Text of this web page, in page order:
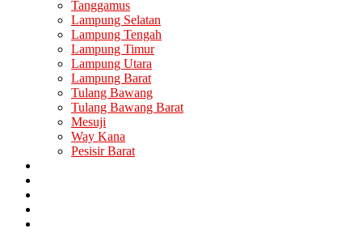
Tanggamus
Lampung Selatan
Lampung Tengah
Lampung Timur
Lampung Utara
Lampung Barat
Tulang Bawang
Tulang Bawang Barat
Mesuji
Way Kana
Pesisir Barat